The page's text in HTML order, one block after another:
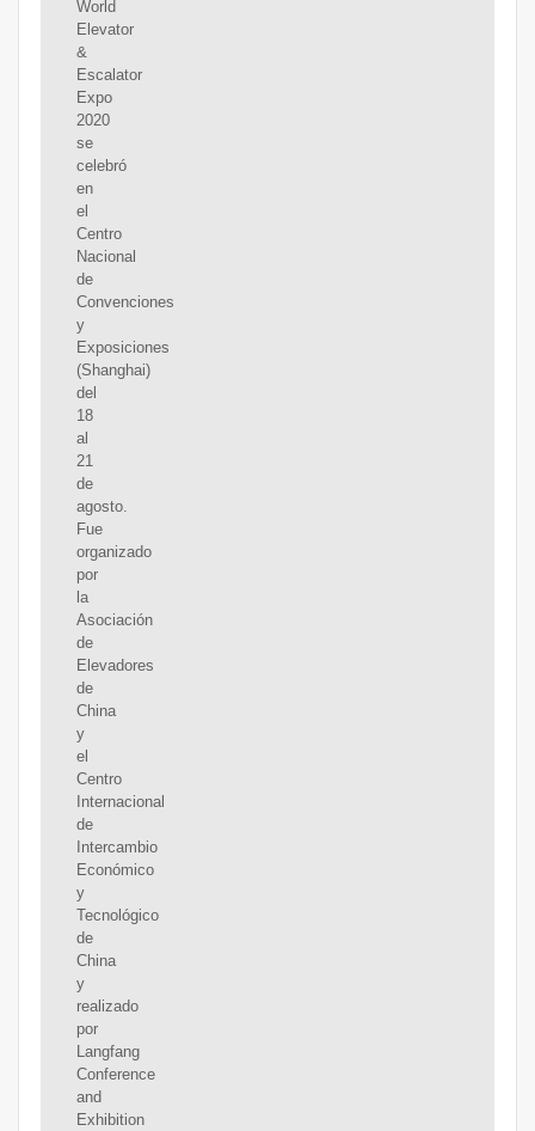
World
Elevator
&
Escalator
Expo
2020
se
celebró
en
el
Centro
Nacional
de
Convenciones
y
Exposiciones
(Shanghai)
del
18
al
21
de
agosto.
Fue
organizado
por
la
Asociación
de
Elevadores
de
China
y
el
Centro
Internacional
de
Intercambio
Económico
y
Tecnológico
de
China
y
realizado
por
Langfang
Conference
and
Exhibition